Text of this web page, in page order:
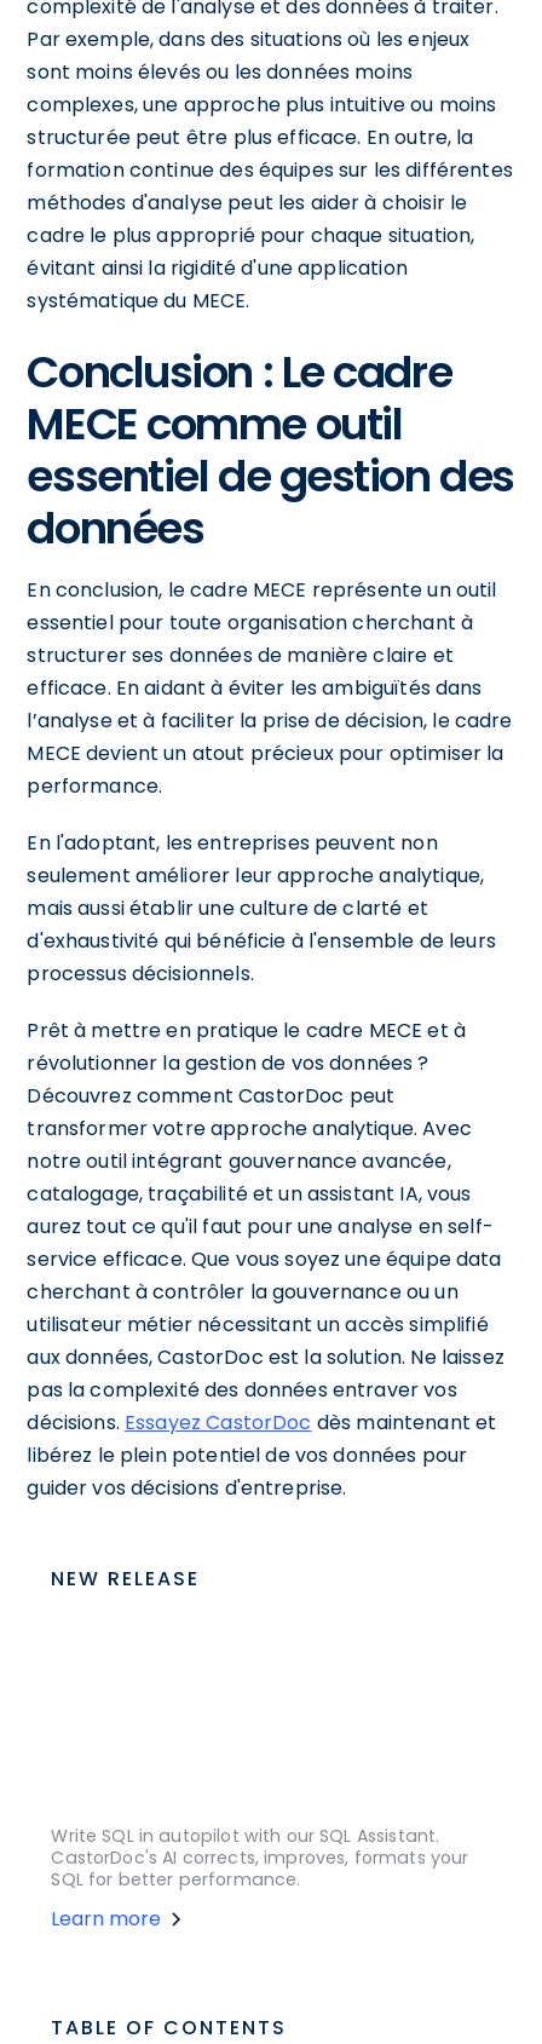
complexité de l'analyse et des données à traiter.
Par exemple, dans des situations où les enjeux
sont moins élevés ou les données moins
complexes, une approche plus intuitive ou moins
structurée peut être plus efficace. En outre, la
formation continue des équipes sur les différentes
méthodes d'analyse peut les aider à choisir le
cadre le plus approprié pour chaque situation,
évitant ainsi la rigidité d'une application
systématique du MECE.
Conclusion : Le cadre
MECE comme outil
essentiel de gestion des
données
En conclusion, le cadre MECE représente un outil
essentiel pour toute organisation cherchant à
structurer ses données de manière claire et
efficace. En aidant à éviter les ambiguïtés dans
l’analyse et à faciliter la prise de décision, le cadre
MECE devient un atout précieux pour optimiser la
performance.
En l'adoptant, les entreprises peuvent non
seulement améliorer leur approche analytique,
mais aussi établir une culture de clarté et
d'exhaustivité qui bénéficie à l'ensemble de leurs
processus décisionnels.
Prêt à mettre en pratique le cadre MECE et à
révolutionner la gestion de vos données ?
Découvrez comment CastorDoc peut
transformer votre approche analytique. Avec
notre outil intégrant gouvernance avancée,
catalogage, traçabilité et un assistant IA, vous
aurez tout ce qu'il faut pour une analyse en self-
service efficace. Que vous soyez une équipe data
cherchant à contrôler la gouvernance ou un
utilisateur métier nécessitant un accès simplifié
aux données, CastorDoc est la solution. Ne laissez
pas la complexité des données entraver vos
décisions. Essayez CastorDoc dès maintenant et
libérez le plein potentiel de vos données pour
guider vos décisions d'entreprise.
NEW RELEASE
Write SQL in autopilot with our SQL Assistant.
CastorDoc's AI corrects, improves, formats your
SQL for better performance.
Learn more
TABLE OF CONTENTS